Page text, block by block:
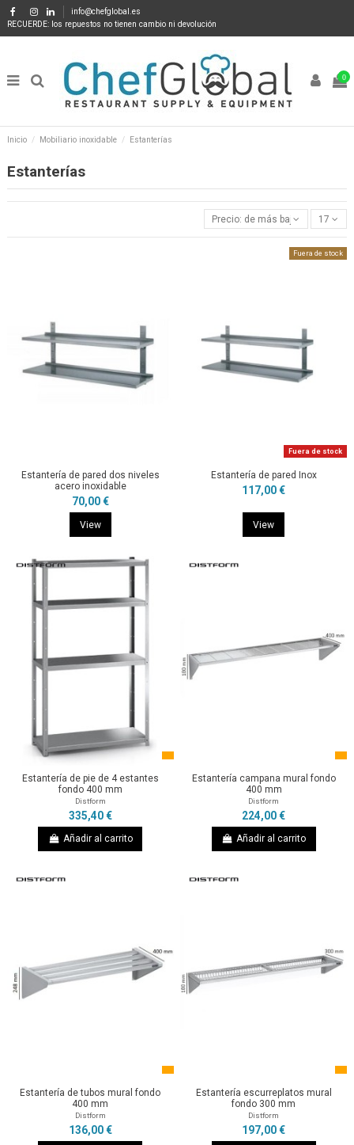
info@chefglobal.es
RECUERDE: los repuestos no tienen cambio ni devolución
0
Inicio Mobiliario inoxidable Estanterías
Estanterías
Precio: de más bajo a más alto
17
Estantería de pared dos niveles
acero inoxidable
70,00 €
View
Fuera de stock
Fuera de stock
Estantería de pared Inox
117,00 €
View
Estantería de pie de 4 estantes
fondo 400 mm
Distform
335,40 €
Añadir al carrito
Estantería campana mural fondo
400 mm
Distform
224,00 €
Añadir al carrito
Estantería de tubos mural fondo
400 mm
Distform
136,00 €
Estantería escurreplatos mural
fondo 300 mm
Distform
197,00 €